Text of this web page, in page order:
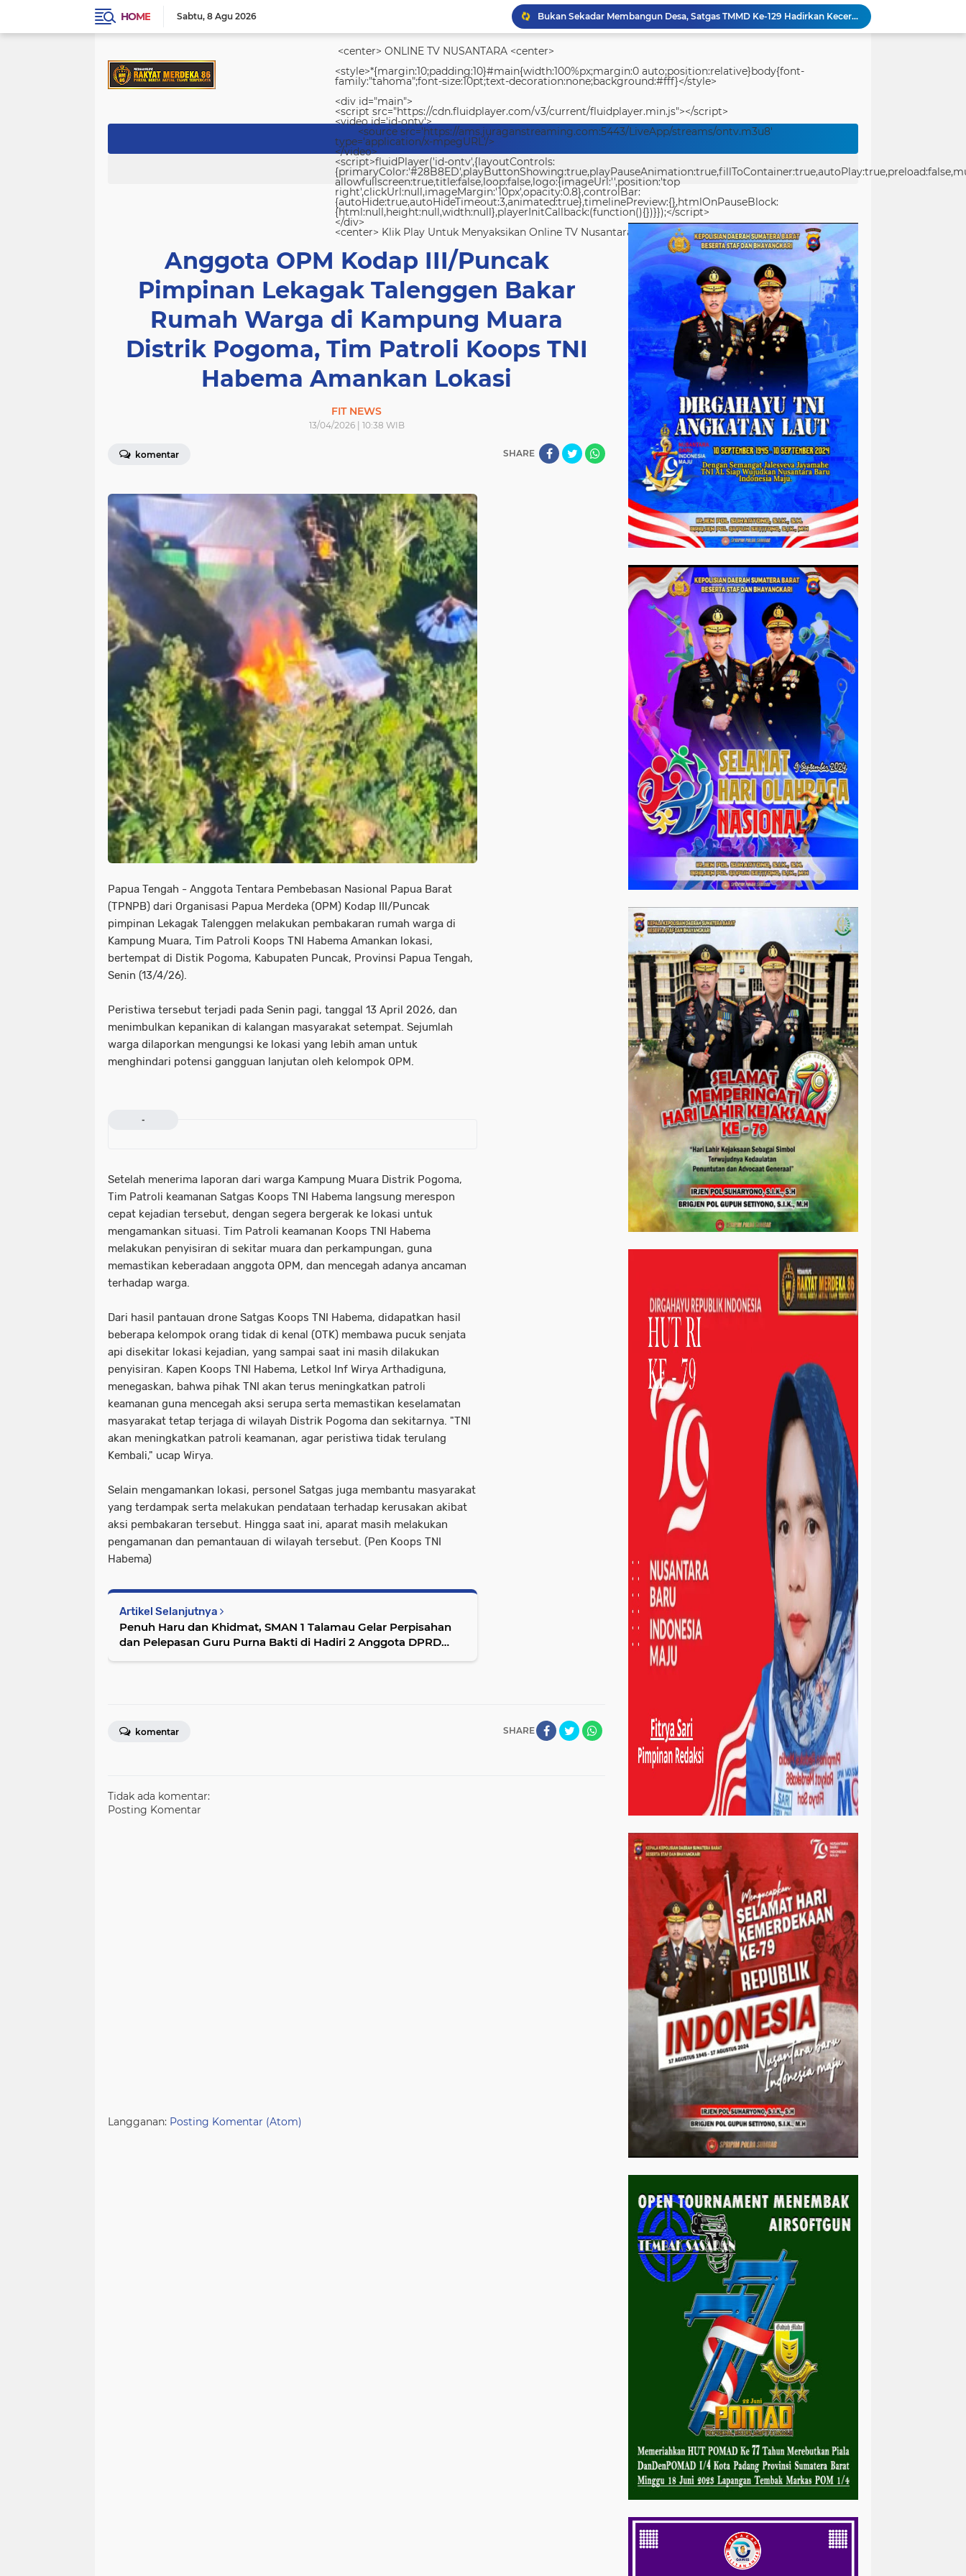
HOME Sabtu 8 Agu 2026
Bukan Sekadar Membangun Desa, Satgas TMMD Ke-129 Hadirkan Keceriaan Bersama Anak-Anak Kampung Sesor
Polwan Run 2026 Polda Papua Barat Daya Meriah, Pererat Kebersamaan Polri dan Masyarakat
Lapas Kelas IIA Padang Ucapkan Selamat Hari Jadi Kota Padang ke-357
Merawat Alam, Mempererat Persaudaraan, Satgas Yonif 2 Marinir dan Warga Enarotali Wujudkan Paniai Bersih, Indonesia Asri
Gotong Royong Demi Setetes Kehidupan, Satgas Yonif 2 Marinir Bangun Penampungan Air Bersama Masyarakat Pasir Putih
<center> ONLINE TV NUSANTARA <center>
<style>*{margin:10;padding:10}#main{width:100%px;margin:0 auto;position:relative}body{font-
family:"tahoma";font-size:10pt;text-decoration:none;background:#fff}</style>
<div id="main">
<script src="https://cdn.fluidplayer.com/v3/current/fluidplayer.min.js"></script>
<video id='id-ontv'>
<source src='https://ams.juraganstreaming.com:5443/LiveApp/streams/ontv.m3u8'
type='application/x-mpegURL'/>
</video>
<script>fluidPlayer('id-ontv',{layoutControls:
allowfullscreen:true,title:false,loop:false,logo:{imageUrl:'',position:'top
right',clickUrl:null,imageMargin:'10px',opacity:0.8},controlBar:
{autoHide:true,autoHideTimeout:3,animated:true},timelinePreview:{},htmlOnPauseBlock:
{html:null,height:null,width:null},playerInitCallback:(function(){})}});</script>
</div>
<center> Klik Play Untuk Menyaksikan Online TV Nusantara <center>
Anggota OPM Kodap III/Puncak
Pimpinan Lekagak Talenggen Bakar
Rumah Warga di Kampung Muara
Distrik Pogoma, Tim Patroli Koops TNI
Habema Amankan Lokasi
FIT NEWS
13/04/2026 | 10:38 WIB
komentar SHARE
Papua Tengah - Anggota Tentara Pembebasan Nasional Papua Barat
(TPNPB) dari Organisasi Papua Merdeka (OPM) Kodap III/Puncak
pimpinan Lekagak Talenggen melakukan pembakaran rumah warga di
Kampung Muara, Tim Patroli Koops TNI Habema Amankan lokasi,
bertempat di Distik Pogoma, Kabupaten Puncak, Provinsi Papua Tengah,
Senin (13/4/26).
Peristiwa tersebut terjadi pada Senin pagi, tanggal 13 April 2026, dan
menimbulkan kepanikan di kalangan masyarakat setempat. Sejumlah
warga dilaporkan mengungsi ke lokasi yang lebih aman untuk
menghindari potensi gangguan lanjutan oleh kelompok OPM.
-
Setelah menerima laporan dari warga Kampung Muara Distrik Pogoma,
Tim Patroli keamanan Satgas Koops TNI Habema langsung merespon
cepat kejadian tersebut, dengan segera bergerak ke lokasi untuk
mengamankan situasi. Tim Patroli keamanan Koops TNI Habema
melakukan penyisiran di sekitar muara dan perkampungan, guna
memastikan keberadaan anggota OPM, dan mencegah adanya ancaman
terhadap warga.
Dari hasil pantauan drone Satgas Koops TNI Habema, didapatkan hasil
beberapa kelompok orang tidak di kenal (OTK) membawa pucuk senjata
api disekitar lokasi kejadian, yang sampai saat ini masih dilakukan
penyisiran. Kapen Koops TNI Habema, Letkol Inf Wirya Arthadiguna,
menegaskan, bahwa pihak TNI akan terus meningkatkan patroli
keamanan guna mencegah aksi serupa serta memastikan keselamatan
masyarakat tetap terjaga di wilayah Distrik Pogoma dan sekitarnya. "TNI
akan meningkatkan patroli keamanan, agar peristiwa tidak terulang
Kembali," ucap Wirya.
Selain mengamankan lokasi, personel Satgas juga membantu masyarakat
yang terdampak serta melakukan pendataan terhadap kerusakan akibat
aksi pembakaran tersebut. Hingga saat ini, aparat masih melakukan
pengamanan dan pemantauan di wilayah tersebut. (Pen Koops TNI
Habema)
Artikel Selanjutnya
Penuh Haru dan Khidmat, SMAN 1 Talamau Gelar Perpisahan
dan Pelepasan Guru Purna Bakti di Hadiri 2 Anggota DPRD
SHARE
komentar
Tidak ada komentar:
Posting Komentar
Langganan: Posting Komentar (Atom)